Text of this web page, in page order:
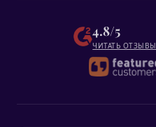
4.8/5
ЧИТАТЬ ОТЗЫВЫ